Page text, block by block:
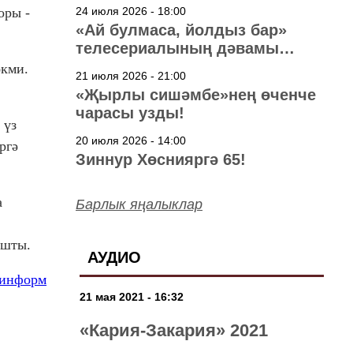
-
24 июля 2026 - 18:00
«Ай булмаса, йолдыз бар»
телесериалының дәвамы
21 июля 2026 - 21:00
«Җырлы сишәмбе»нең өченче
чарасы узды!
20 июля 2026 - 14:00
Зиннур Хөснияргә 65!
Барлык яңалыклар
АУДИО
21 мая 2021 - 16:32
«Кария-Закария» 2021